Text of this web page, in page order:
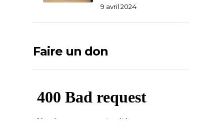
9 avril 2024
Faire un don